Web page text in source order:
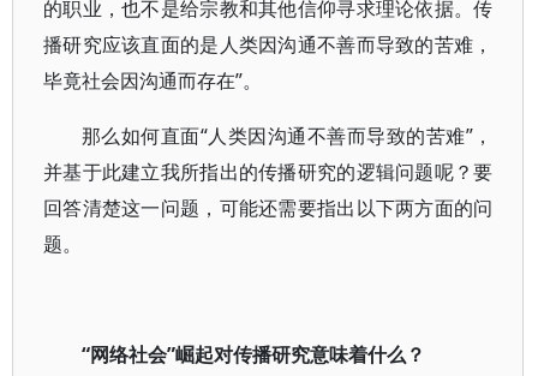
的职业，也不是给宗教和其他信仰寻求理论依据。传
播研究应该直面的是人类因沟通不善而导致的苦难，
毕竟社会因沟通而存在”。
那么如何直面“人类因沟通不善而导致的苦难”，
并基于此建立我所指出的传播研究的逻辑问题呢？要
回答清楚这一问题，可能还需要指出以下两方面的问
题。
“网络社会”崛起对传播研究意味着什么？